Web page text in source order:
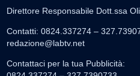
Direttore Responsabile Dott.ssa
Contatti: 0824.337274 –
redazione@labtv.net
Contattaci per la tua Pubblicità: